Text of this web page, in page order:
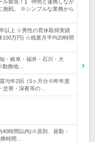
ル製造！】 仲間と連携しなが
挑戦。 ※シンプルな業務から
以上 ☆男性の育休取得実績
100万円) ☆残業月平均20時間
・岐阜・福井・石川・大
務地…
与年2回（5ヶ月分※昨年度
交替・深夜等の…
40時間以内)※原則、昼勤・
時間…